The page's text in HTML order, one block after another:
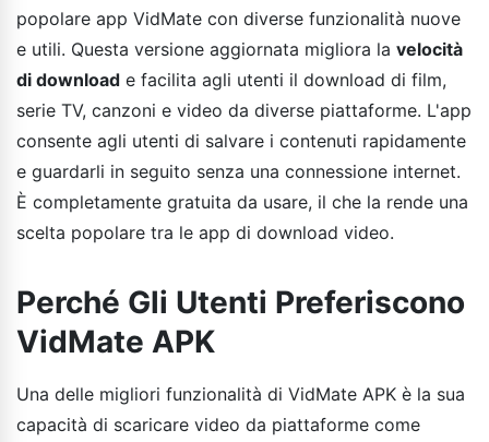
popolare app VidMate con diverse funzionalità nuove
e utili. Questa versione aggiornata migliora la velocità
di download e facilita agli utenti il download di film,
serie TV, canzoni e video da diverse piattaforme. L'app
consente agli utenti di salvare i contenuti rapidamente
e guardarli in seguito senza una connessione internet.
È completamente gratuita da usare, il che la rende una
scelta popolare tra le app di download video.
Perché Gli Utenti Preferiscono
VidMate APK
Una delle migliori funzionalità di VidMate APK è la sua
capacità di scaricare video da piattaforme come